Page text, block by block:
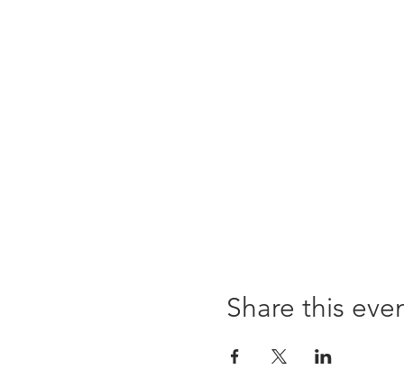
Share this